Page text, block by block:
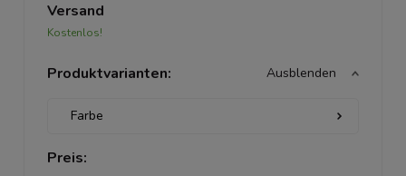
Versand
Kostenlos!
Produktvarianten: Ausblenden
Preis: